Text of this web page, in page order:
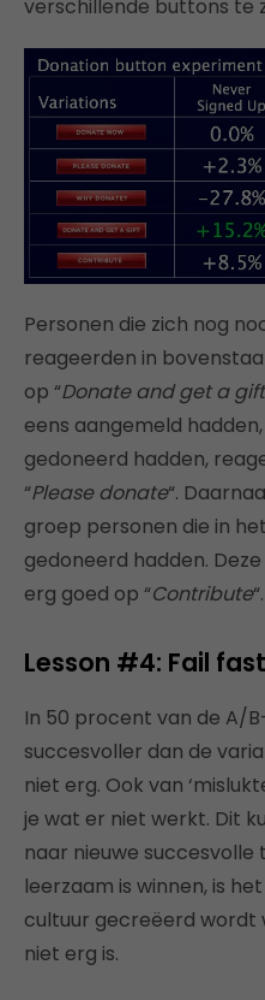
verschillende buttons te
Personen die zich nog
reageerden in
op “Donate and get a gift
eens aangemeld
gedoneerd hadden,
“Please donate“.
groep personen die in
gedoneerd hadden.
erg goed op “Contribute“.
Lesson #4: Fail fast
In 50 procent van de A/
succesvoller dan de
niet erg. Ook van
je wat er niet werkt. Dit
naar nieuwe
leerzaam is winnen, is
cultuur gecreëerd wordt
niet erg is.